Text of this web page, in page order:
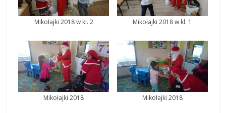
Mikołajki 2018 w kl. 2 Mikołajki 2018 w kl. 1
Mikołajki 2018 Mikołajki 2018